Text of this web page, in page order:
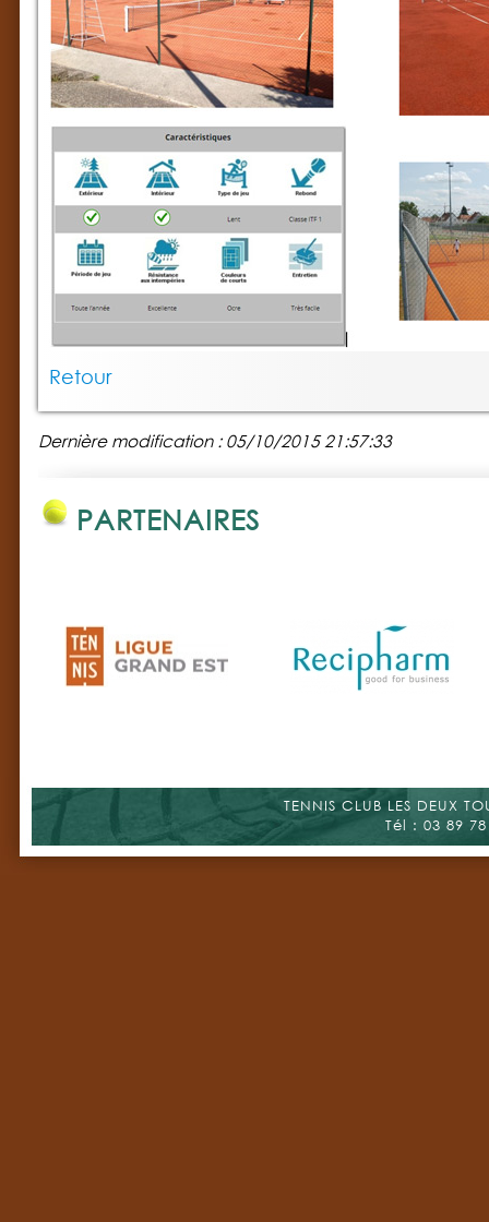
Retour
Dernière modification : 05/10/2015 21:57:33
PARTENAIRES
TENNIS CLUB LES DEUX
Tél : 03 89